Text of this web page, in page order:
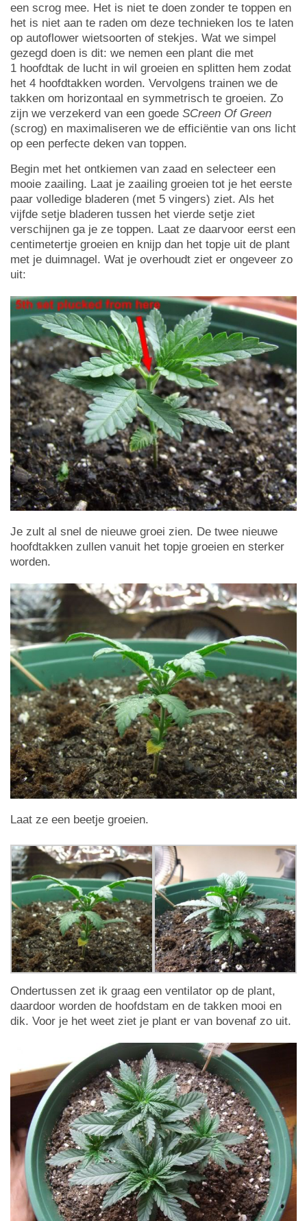
een scrog mee. Het is niet te doen zonder te toppen en
het is niet aan te raden om deze technieken los te laten
op autoflower wietsoorten of stekjes. Wat we simpel
gezegd doen is dit: we nemen een plant die met
1 hoofdtak de lucht in wil groeien en splitten hem zodat
het 4 hoofdtakken worden. Vervolgens trainen we de
takken om horizontaal en symmetrisch te groeien. Zo
zijn we verzekerd van een goede SCreen Of Green
(scrog) en maximaliseren we de efficiëntie van ons licht
op een perfecte deken van toppen.
Begin met het ontkiemen van zaad en selecteer een
mooie zaailing. Laat je zaailing groeien tot je het eerste
paar volledige bladeren (met 5 vingers) ziet. Als het
vijfde setje bladeren tussen het vierde setje ziet
verschijnen ga je ze toppen. Laat ze daarvoor eerst een
centimetertje groeien en knijp dan het topje uit de plant
met je duimnagel. Wat je overhoudt ziet er ongeveer zo
uit:
Je zult al snel de nieuwe groei zien. De twee nieuwe
hoofdtakken zullen vanuit het topje groeien en sterker
worden.
Laat ze een beetje groeien.
Ondertussen zet ik graag een ventilator op de plant,
daardoor worden de hoofdstam en de takken mooi en
dik. Voor je het weet ziet je plant er van bovenaf zo uit.